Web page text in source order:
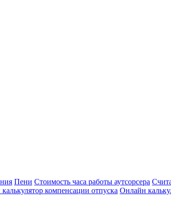
Пени Стоимость часа работы аутсорсера
компенсации отпуска Онлайн